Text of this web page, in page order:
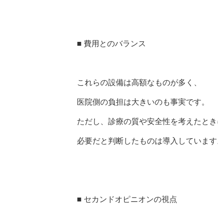
■ 費用とのバランス
これらの設備は高額なものが多く、
医院側の負担は大きいのも事実です。
ただし、診療の質や安全性を考えたと
必要だと判断したものは導入していま
■ セカンドオピニオンの視点